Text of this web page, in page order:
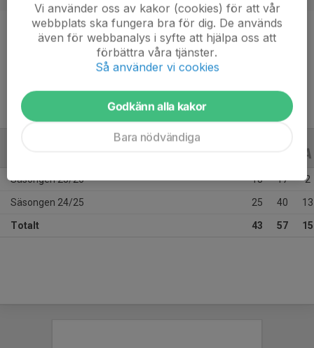
Position
Mittfältare
27 år
Säsongen 25/26 18 17 2
Säsongen 24/25 25 40 13
Totalt 43 57 15
Vi använder oss av kakor (cookies) för att vår
webbplats ska fungera bra för dig. De används
även för webbanalys i syfte att hjälpa oss att
förbättra våra tjänster.
Så använder vi cookies
Godkänn alla kakor
Bara nödvändiga